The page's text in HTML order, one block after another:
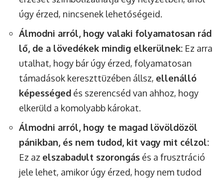
úgy érzed, nincsenek lehetőségeid.
Álmodni arról, hogy valaki folyamatosan rád
lő, de a lövedékek mindig elkerülnek: Ez arra
utalhat, hogy bár úgy érzed, folyamatosan
támadások kereszttüzében állsz, ellenálló
képességed és szerencséd van ahhoz, hogy
elkerüld a komolyabb károkat.
Álmodni arról, hogy te magad lövöldözöl
pánikban, és nem tudod, kit vagy mit célzol:
Ez az elszabadult szorongás és a frusztráció
jele lehet, amikor úgy érzed, hogy nem tudod